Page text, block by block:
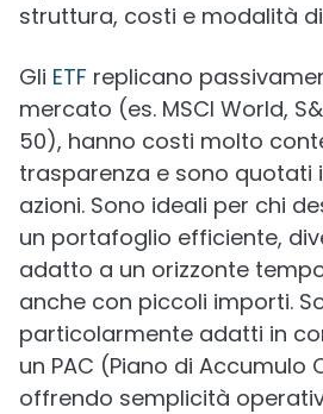
struttura, costi e modalità
Gli ETF replicano
mercato (es. MSCI World,
50), hanno costi molto
trasparenza e sono quotati
azioni. Sono ideali per chi
un portafoglio efficiente,
adatto a un orizzonte
anche con piccoli importi.
particolarmente adatti in
un PAC (Piano di Accumulo
offrendo semplicità